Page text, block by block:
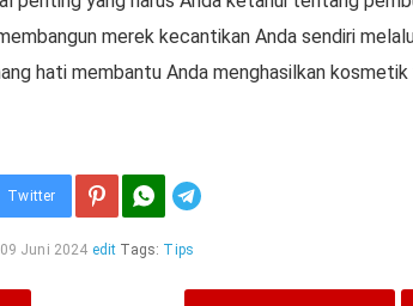
merek kecantikan Anda sendiri
hati membantu Anda menghasilkan
Twitter
Juni 2024 edit Tags: Tips